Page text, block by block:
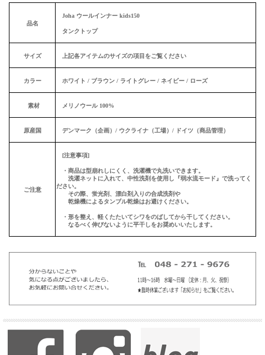
品名
Joha ウールインナー kids150
タンクトップ
サイズ 上記各アイテムのサイズの項目をご覧ください
カラー ホワイト / ブラウン / ライトグレー / ネイビー / ローズ
素材 メリノウール 100%
原産国 デンマーク（企画）/ ウクライナ（工場）/ ドイツ（商品管理）
ご注意
[注意事項]
・商品は型崩れしにくく、洗濯機で丸洗いできます。
洗濯ネットに入れて、中性洗剤を使用し『弱水流モード』で洗ってく
ださい。
その際、蛍光剤、漂白剤入りの合成洗剤や
乾燥機によるタンブル乾燥はお避けください。
・形を整え、軽くたたいてシワをのばしてから干してください。
なるべく伸びないように平干しをお奨めいいたします。